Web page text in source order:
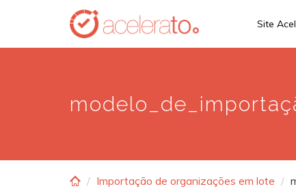
main
Site
Importação de organizações em lote